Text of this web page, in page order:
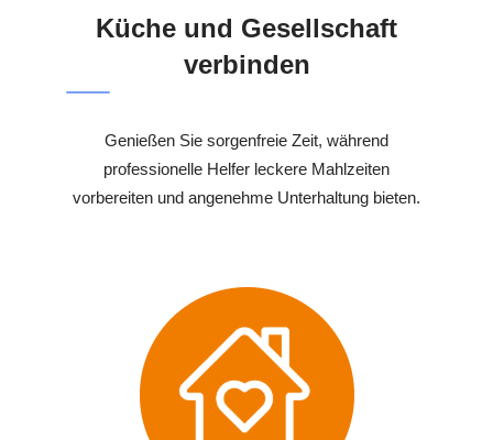
Küche und Gesellschaft
verbinden
Genießen Sie sorgenfreie Zeit, während
professionelle Helfer leckere Mahlzeiten
vorbereiten und angenehme Unterhaltung bieten.